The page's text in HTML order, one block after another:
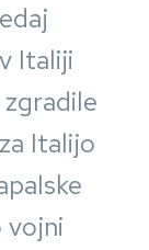
Italiji
Italijo
vojni